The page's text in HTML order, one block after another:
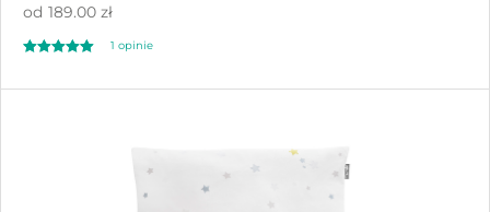
od 189.00 zł
1 opinie